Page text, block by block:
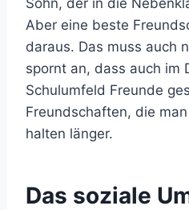
Aber eine beste
daraus. Das muss auch
spornt an, dass auch im
Schulumfeld Freunde
Freundschaften, die
halten länger.
Das soziale